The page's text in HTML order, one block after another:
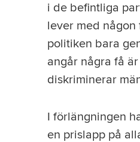
i de befintliga
lever med
politiken bara
angår några få
diskriminerar
I förlängningen
en prislapp på